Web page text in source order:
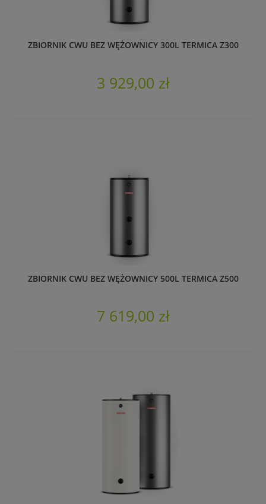
ZBIORNIK CWU BEZ WĘŻOWNICY 300L TERMICA Z300
3 929,00 zł
ZBIORNIK CWU BEZ WĘŻOWNICY 500L TERMICA Z500
7 619,00 zł